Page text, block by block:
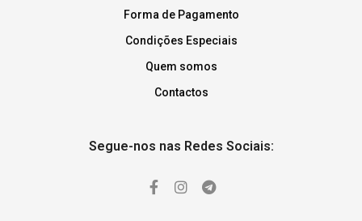
Forma de Pagamento
Condições Especiais
Quem somos
Contactos
Segue-nos nas Redes Sociais: